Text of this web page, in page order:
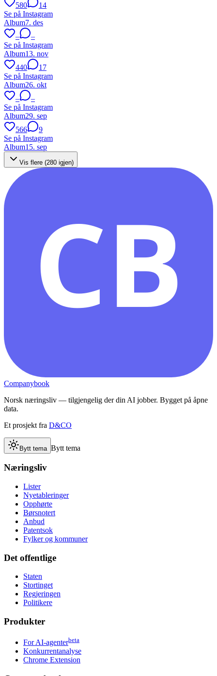
580
14
Se på Instagram
Album7. des
–
–
Se på Instagram
Album13. nov
440
17
Se på Instagram
Album26. okt
–
–
Se på Instagram
Album29. sep
566
9
Se på Instagram
Album15. sep
Vis flere (280 igjen)
CB
Companybook
Norsk næringsliv — tilgjengelig der din AI jobber. Bygget på åpne
data.
Et prosjekt fra D&CO
Bytt tema Bytt tema
Næringsliv
Lister
Nyetableringer
Opphørte
Børsnotert
Anbud
Patentsok
Fylker og kommuner
Det offentlige
Staten
Stortinget
Regjeringen
Politikere
Produkter
For AI-agenterbeta
Konkurrentanalyse
Chrome Extension